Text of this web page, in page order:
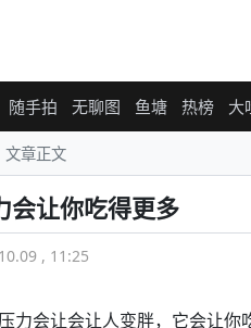
随手拍 无聊图 鱼塘 热榜 大
文章正文
会让你吃得更多
, 11:25
力会让会让人变胖，它会让